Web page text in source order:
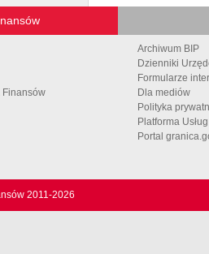
Finansów
Archiwum BIP
Dzienniki
Formularze
Dla mediów
Polityka
Platforma
Portal
2011-2026